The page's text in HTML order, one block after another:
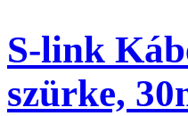
S-link
szürke,